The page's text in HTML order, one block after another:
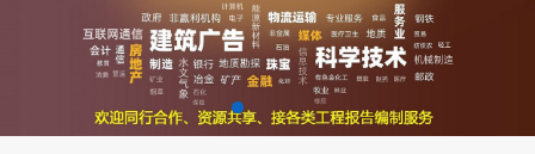
水资源论证报告 土地复垦报告
地质灾害评估报告 工程项目验收报告